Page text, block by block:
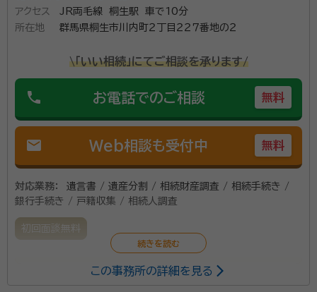
遺言書作成のサポートや遺言書がなかった場合の 遺産
分割協議書の作成など相続に関する サポートを行って
相続財産目録の作成 など、相続に必要な書類の作成も
おこないます。お気軽にご相談ください。
資格等：
所属団体：群馬県行政書士会
アクセス
JR両毛線 桐生駅 車で10分
所在地
群馬県桐生市川内町２丁目２２７番地の２
\「いい相続」にてご相談を承ります/
phone お電話でのご相談 無料
mail Web相談も受付中 無料
対応業務：
遺言書 / 遺産分割 / 相続財産調査 / 相続手続き /
銀行手続き / 戸籍収集 / 相続人調査
初回面談無料
相続対策を専門にしています。私の信条は成功するため
この事務所の詳細を見る